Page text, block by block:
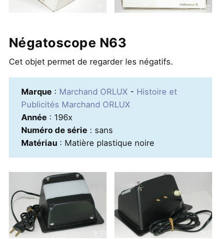
Négatoscope N63
Cet objet permet de regarder les négatifs.
Marque: Marchand ORLUX - Histoire et
Publicités Marchand ORLUX
Année: 196x
Numéro de série: sans
Matériau: Matière plastique noire